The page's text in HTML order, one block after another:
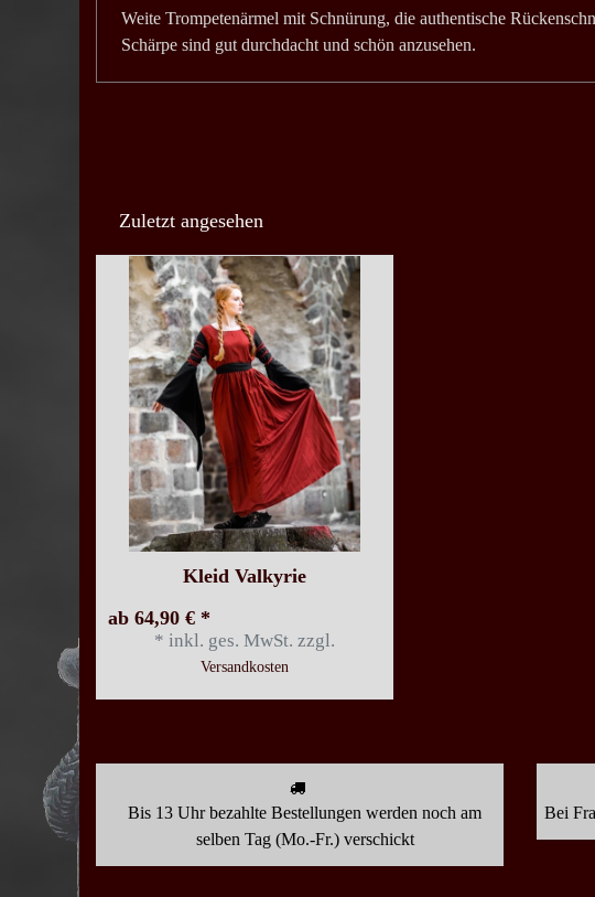
Weite Trompetenärmel mit Schnürung, die authentische
Schärpe sind gut durchdacht und schön anzusehen.
Zuletzt angesehen
Kleid Valkyrie
ab 64,90 € *
* inkl. ges. MwSt. zzgl.
Versandkosten
Bis 13 Uhr bezahlte Bestellungen werden noch am
selben Tag (Mo.-Fr.) verschickt
Bei